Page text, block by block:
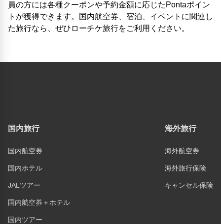
員の方には各種クーポンや予約金額に応じたPontaポイン
トが獲得できます。国内航空券、宿泊、イベントに関連し
た旅行なら、ぜひローチケ旅行をご利用ください。
国内旅行
国内航空券
国内ホテル
JALツアー
国内航空券＋ホテル
国内ツアー
海外旅行
海外航空券
海外旅行保険
キャンセル保険